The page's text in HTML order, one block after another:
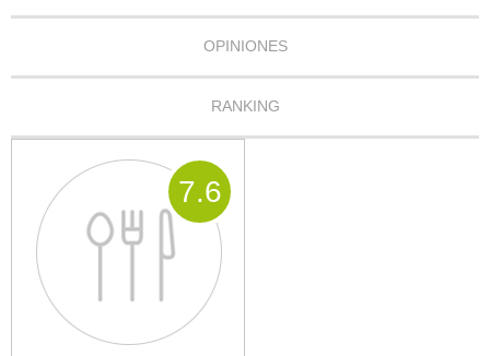
OPINIONES
RANKING
7.6